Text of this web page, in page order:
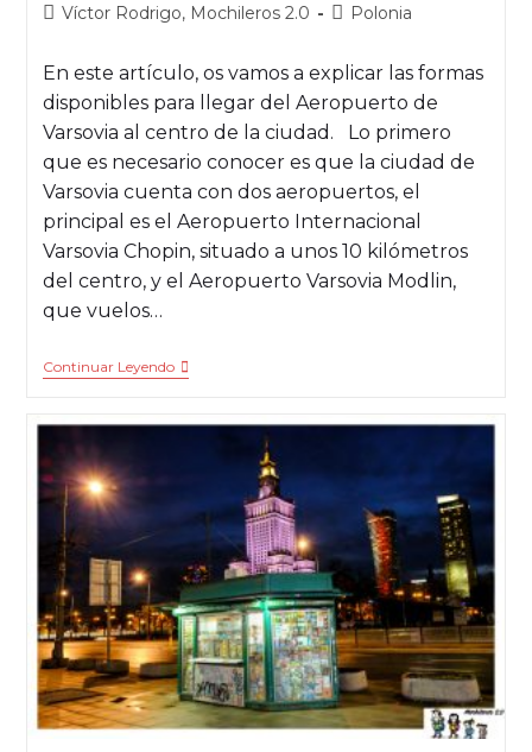
Víctor Rodrigo, Mochileros 2.0 Polonia
En este artículo, os vamos a explicar las formas
disponibles para llegar del Aeropuerto de
Varsovia al centro de la ciudad. Lo primero
que es necesario conocer es que la ciudad de
Varsovia cuenta con dos aeropuertos, el
principal es el Aeropuerto Internacional
Varsovia Chopin, situado a unos 10 kilómetros
del centro, y el Aeropuerto Varsovia Modlin,
que vuelos…
Continuar Leyendo